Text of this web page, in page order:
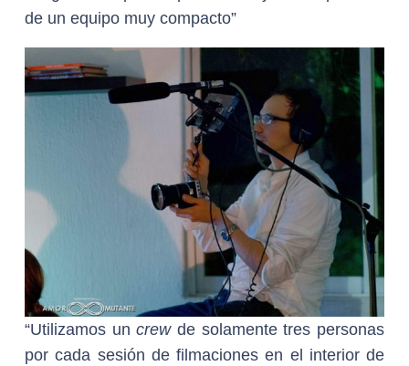
de un equipo muy compacto”
“Utilizamos uncrewde solamente tres personas
por cada sesión de filmaciones en el interior de